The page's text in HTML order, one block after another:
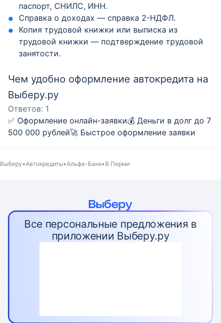
паспорт, СНИЛС, ИНН.
Справка о доходах — справка 2-НДФЛ.
Копия трудовой книжки или выписка из
трудовой книжки — подтверждение трудовой
занятости.
Чем удобно оформление автокредита на
Выберу.ру
Ответов: 1
✅ Оформление онлайн-заявки💰 Деньги в долг до 7
500 000 рублей🚀 Быстрое оформление заявки
Выберу Автокредиты Альфа-Банк В Перми
Все персональные предложения в
приложении Выберу.ру